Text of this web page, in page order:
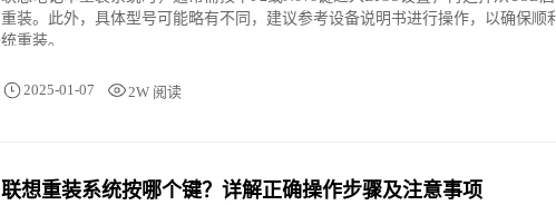
重装。此外，具体型号可能略有不同，建议参考设备说明书进行操作，以确保顺
统重装。
2025-01-07 2W 阅读
联想重装系统按哪个键？详解正确操作步骤及注意事项